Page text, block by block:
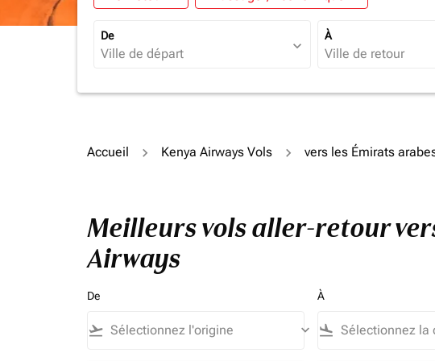
De
expand_more
À
Accueil Kenya Airways Vols vers les Émirats
Meilleurs vols aller-retour
Airways
De
flight_takeoff keyboard_arrow_down
À
flight_land